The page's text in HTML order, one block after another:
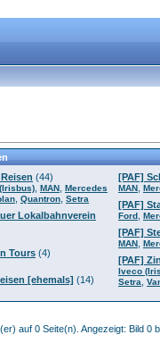
(44)
MAN Mercedes
Quantron Setra
Lokalbahnverein
Tours (4)
[ehemals] (14)
[PAF]
MAN
[PAF]
Ford
[PAF]
MAN
[PAF]
Iveco
Setra
auf 0 Seite(n). Angezeigt: Bild 0